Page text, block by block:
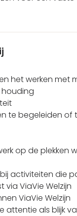
het werken met
houding
te begeleiden of
op de
activiteiten die
via ViaVie Welzijn
ViaVie Welzijn
attentie als blijk